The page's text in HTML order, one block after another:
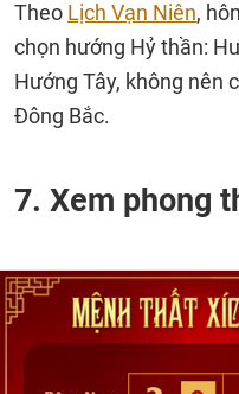
Theo Lịch Vạn Niên,
chọn hướng Hỷ thần:
Hướng Tây, không nên
Đông Bắc.
7. Xem phong